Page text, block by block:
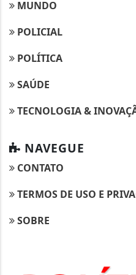
MUNDO
POLICIAL
POLÍTICA
SAÚDE
TECNOLOGIA &
NAVEGUE
CONTATO
TERMOS DE USO E
SOBRE